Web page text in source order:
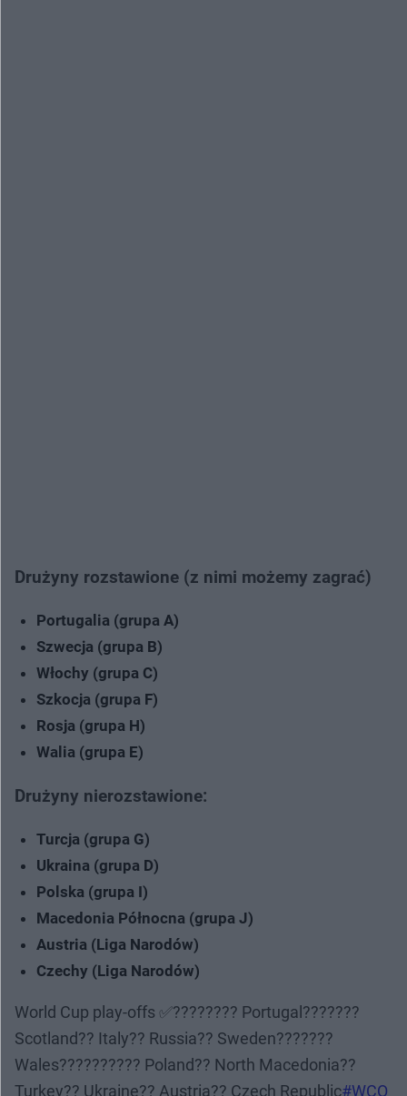
Drużyny rozstawione (z nimi możemy zagrać)
Portugalia (grupa A)
Szwecja (grupa B)
Włochy (grupa C)
Szkocja (grupa F)
Rosja (grupa H)
Walia (grupa E)
Drużyny nierozstawione:
Turcja (grupa G)
Ukraina (grupa D)
Polska (grupa I)
Macedonia Północna (grupa J)
Austria (Liga Narodów)
Czechy (Liga Narodów)
World Cup play-offs ✅???????? Portugal???????
Scotland?? Italy?? Russia?? Sweden???????
Wales?????????? Poland?? North Macedonia??
Turkey?? Ukraine?? Austria?? Czech Republic#WCQ